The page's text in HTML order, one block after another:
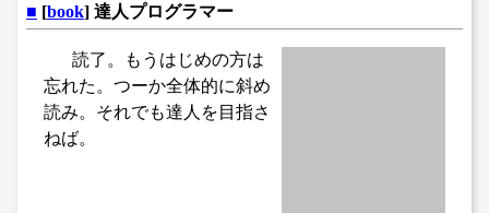
■ [book] 達人プログラマー
読了。もうはじめの方は
忘れた。つーか全体的に斜め
読み。それでも達人を目指さ
ねば。